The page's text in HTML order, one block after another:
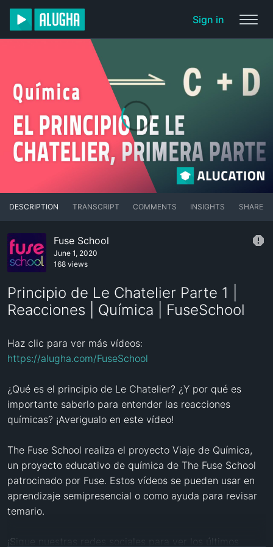
Sign in
DESCRIPTION TRANSCRIPT COMMENTS INSIGHTS SHARE
Fuse School
June 1, 2020
168 views
Principio de Le Chatelier Parte 1 |
Reacciones | Química | FuseSchool
https://alugha.com/FuseSchool
¿Qué es el principio de Le Chatelier? ¿Y por qué es
importante saberlo para entender las reacciones
químicas? ¡Averigualo en este vídeo!
The Fuse School realiza el proyecto Viaje de Química,
un proyecto educativo de química de The Fuse School
patrocinado por Fuse. Estos vídeos se pueden usar en
aprendizaje semipresencial o como ayuda para revisar
temario.
¡Sigue nuestras redes sociales para ver los últimos